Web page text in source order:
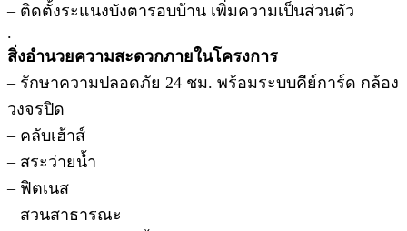
– ติดตั้งระแนงบังตารอบบ้าน เพิ่มความเป็นส่วนตัว
.
สิ่งอำนวยความสะดวกภายในโครงการ
– รักษาความปลอดภัย 24 ชม. พร้อมระบบคีย์การ์ด กล้อง
วงจรปิด
– คลับเฮ้าส์
– สระว่ายน้ำ
– ฟิตเนส
– สวนสาธารณะ